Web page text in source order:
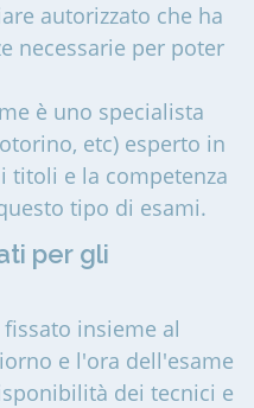
autorizzato che ha
necessarie per poter
è uno specialista
etc) esperto in
titoli e la competenza
tipo di esami.
per gli
insieme al
e l'ora dell'esame
dei tecnici e